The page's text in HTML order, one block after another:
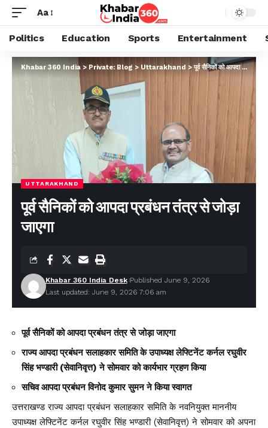
Aa
Politics Education Sports Entertainment
Khabar 360 India >Private: Blog > Uttarakhand >पूर्व सैनिकों को आपदा प्रबंधन तंत्र से जोड़ा जाएगा
UTTARAKHAND
पूर्व सैनिकों को आपदा प्रबंधन तंत्र से जोड़ा
जाएगा
Last updated: June 9, 2026 7:06 am
Khabar 360 India Desk Published June 9, 2026
पूर्व सैनिकों को आपदा प्रबंधन तंत्र से जोड़ा जाएगा
राज्य आपदा प्रबंधन सलाहकार समिति के उपाध्यक्ष लेफ्टिनेंट कर्नल रघुवीर
सिंह भण्डारी (सेवानिवृत्त) ने सोमवार को कार्यभार ग्रहण किया
सचिव आपदा प्रबंधन विनोद कुमार सुमन ने किया स्वागत
उत्तराखण्ड राज्य आपदा प्रबंधन सलाहकार समिति के नवनियुक्त माननीय
उपाध्यक्ष लेफ्टिनेंट कर्नल रघुवीर सिंह भण्डारी (सेवानिवृत्त) ने सोमवार को अपना